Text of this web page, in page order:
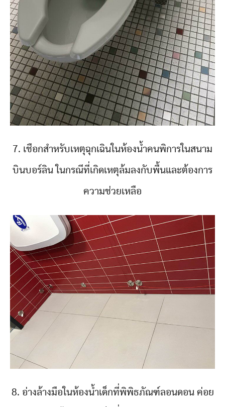
7. เชือกสำหรับเหตุฉุกเฉินในห้องน้ำคนพิการในสนาม
บินบอร์ลิน ในกรณีที่เกิดเหตุล้มลงกับพื้นและต้องการ
ความช่วยเหลือ
8. อ่างล้างมือในห้องน้ำเด็กที่พิพิธภัณฑ์ลอนดอน ค่อย